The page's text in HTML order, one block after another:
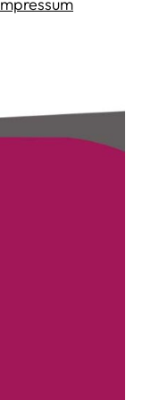
Impressum